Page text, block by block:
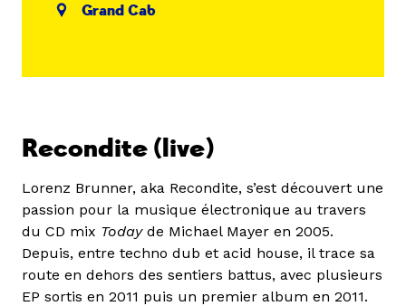
Grand Cab
Recondite (live)
Lorenz Brunner, aka Recondite, s’est découvert une
passion pour la musique électronique au travers
du CD mix Todayde Michael Mayer en 2005.
Depuis, entre techno dub et acid house, il trace sa
route en dehors des sentiers battus, avec plusieurs
EP sortis en 2011 puis un premier album en 2011.